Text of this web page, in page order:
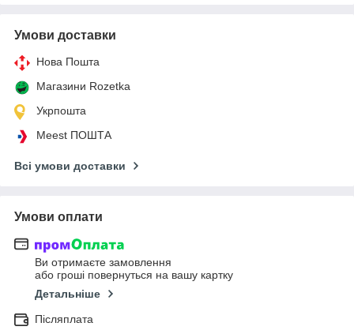
Умови доставки
Нова Пошта
Магазини Rozetka
Укрпошта
Meest ПОШТА
Всі умови доставки
Умови оплати
Ви отримаєте замовлення
або гроші повернуться на вашу картку
Детальніше
Післяплата